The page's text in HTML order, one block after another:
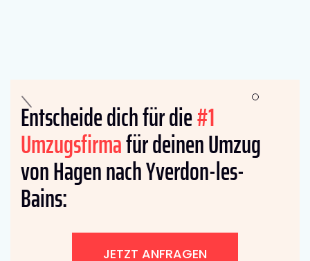
Entscheide dich für die#1
Umzugsfirmafür deinen Umzug
von Hagen nach Yverdon-les-
Bains:
JETZT ANFRAGEN